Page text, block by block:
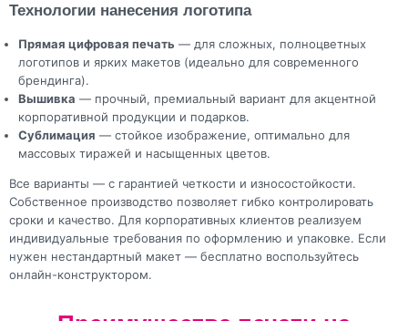
Технологии нанесения логотипа
Прямая цифровая печать — для сложных, полноцветных
логотипов и ярких макетов (идеально для современного
брендинга).
Вышивка — прочный, премиальный вариант для акцентной
корпоративной продукции и подарков.
Сублимация — стойкое изображение, оптимально для
массовых тиражей и насыщенных цветов.
Все варианты — с гарантией четкости и износостойкости.
Собственное производство позволяет гибко контролировать
сроки и качество. Для корпоративных клиентов реализуем
индивидуальные требования по оформлению и упаковке. Если
нужен нестандартный макет — бесплатно воспользуйтесь
онлайн-конструктором.